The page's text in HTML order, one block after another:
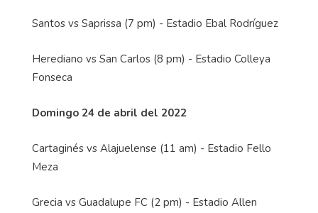
Santos vs Saprissa (7 pm) - Estadio Ebal Rodríguez
Herediano vs San Carlos (8 pm) - Estadio Colleya
Fonseca
Domingo 24 de abril del 2022
Cartaginés vs Alajuelense (11 am) - Estadio Fello
Meza
Grecia vs Guadalupe FC (2 pm) - Estadio Allen